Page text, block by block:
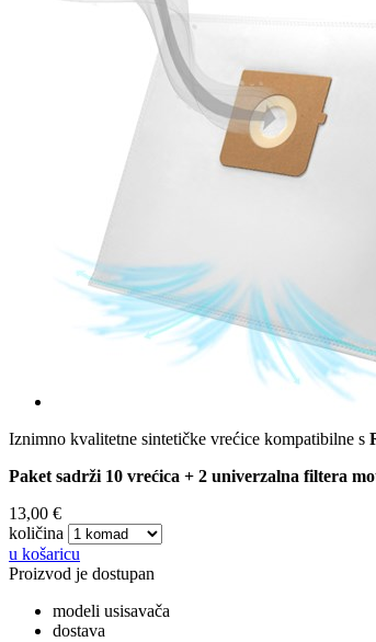
Iznimno kvalitetne sintetičke vrećice kompatibilne s
Paket sadrži 10 vrećica + 2 univerzalna filtera
13,00 €
količina
u košaricu
Proizvod je dostupan
modeli usisavača
dostava